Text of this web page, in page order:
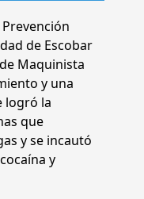
de Escobar
Maquinista
y una
logró la
que
y se incautó
y